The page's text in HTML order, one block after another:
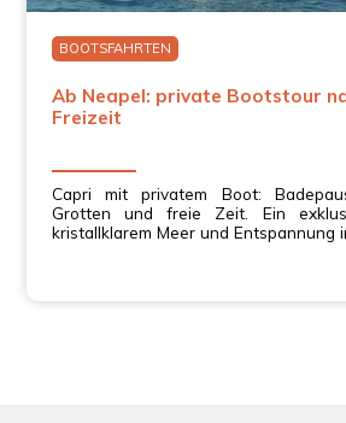
BOOTSFAHRTEN
Ab Neapel: private Bootstour
Freizeit
Capri mit privatem Boot:
Grotten und freie Zeit. Ein
kristallklarem Meer und Entspannung